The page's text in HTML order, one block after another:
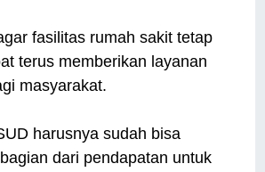
fasilitas rumah sakit tetap
terus memberikan layanan
masyarakat.
harusnya sudah bisa
dari pendapatan untuk